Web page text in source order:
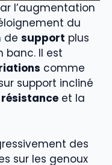
l’augmentation
du
de support plus
banc. Il est
comme
support incliné
résistance et la
des
sur les genoux